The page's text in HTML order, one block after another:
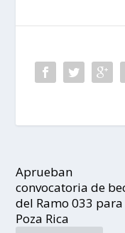
Aprueban
convocatoria de
del Ramo 033 para
Poza Rica